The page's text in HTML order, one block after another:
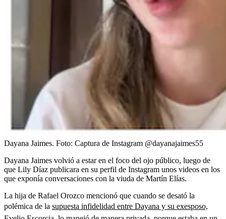
Dayana Jaimes. Foto: Captura de Instagram @dayanajaimes55
Dayana Jaimes volvió a estar en el foco del ojo público, luego de
que Lily Díaz publicara en su perfil de Instagram unos videos en los
que exponía conversaciones con la viuda de Martín Elías.
La hija de Rafael Orozco mencionó que cuando se desató la
polémica de la supuesta infidelidad entre Dayana y su exesposo,